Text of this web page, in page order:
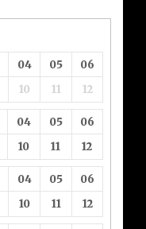
04 05
06
10 11 12
04 05
06
10 11 12
04 05
06
10 11 12